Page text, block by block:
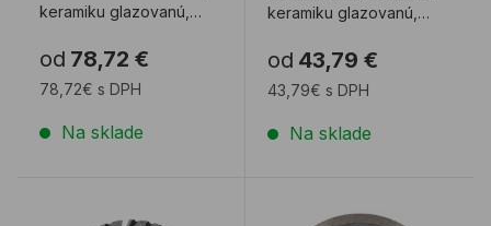
keramiku glazovanú,
materiály. V ...
od 78,72 €
78,72€ s DPH
Na sklade
keramiku glazovanú,
kameňe a iné stav ...
od 43,79 €
43,79€ s DPH
Na sklade
Rezný kotúč BOSCH EXPERT MultiMaterial
Rezný diamantový kotúč